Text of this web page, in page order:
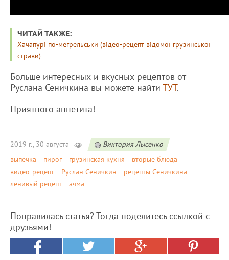
ЧИТАЙ ТАКЖЕ:
Хачапурі по-мегрельськи (відео-рецепт відомої грузинської
страви)
Больше интересных и вкусных рецептов от
Руслана Сеничкина вы можете найти ТУТ.
Приятного аппетита!
2019 г., 30 августа
Виктория Лысенко
выпечка
пирог грузинская кухня
вторые блюда
видео-рецепт
Руслан Сеничкин
рецепты Сеничкина
ленивый рецепт
ачма
Понравилась статья? Тогда поделитесь ссылкой с
друзьями!